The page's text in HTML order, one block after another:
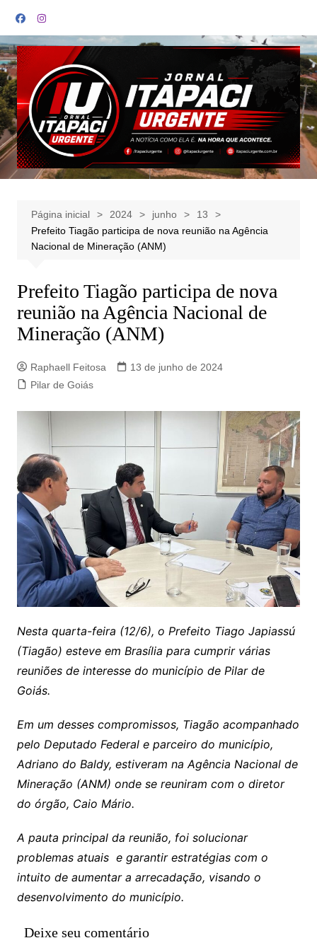
para
o
conteúdo
Página inicial 2024 junho
13
Prefeito Tiagão participa de nova reunião na Agência
Nacional de Mineração (ANM)
Prefeito Tiagão participa de nova
reunião na Agência Nacional de
Mineração (ANM)
Raphaell Feitosa
13 de junho de 2024
Pilar de Goiás
Nesta quarta-feira (12/6), o Prefeito Tiago Japiassú
(Tiagão) esteve em Brasília para cumprir várias
reuniões de interesse do município de Pilar de
Goiás.
Em um desses compromissos, Tiagão acompanhado
pelo Deputado Federal e parceiro do município,
Adriano do Baldy, estiveram na Agência Nacional de
Mineração (ANM) onde se reuniram com o diretor
do órgão, Caio Mário.
A pauta principal da reunião, foi solucionar
problemas atuais e garantir estratégias com o
intuito de aumentar a arrecadação, visando o
desenvolvimento do município.
Deixe seu comentário